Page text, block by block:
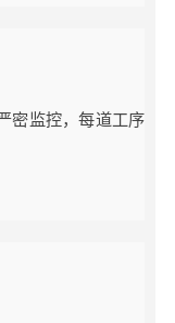
密监控，每道工序